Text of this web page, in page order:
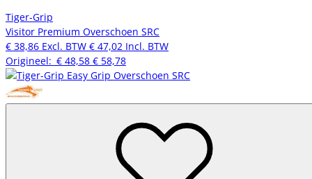
Tiger-Grip
Visitor Premium Overschoen SRC
€ 38,86 Excl. BTW € 47,02 Incl. BTW
Origineel: € 48,58 € 58,78